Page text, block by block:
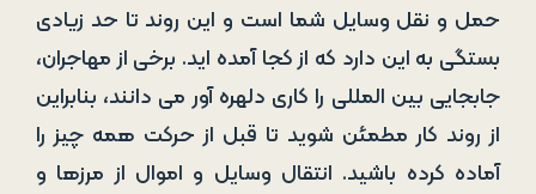
حمل و نقل وسایل شما است و این روند تا حد زیادی
بستگی به این دارد که از کجا آمده اید. برخی از مهاجران،
جابجایی بین المللی را کاری دلهره آور می دانند، بنابراین
از روند کار مطمئن شوید تا قبل از حرکت همه چیز را
آماده کرده باشید. انتقال وسایل و اموال از مرزها و